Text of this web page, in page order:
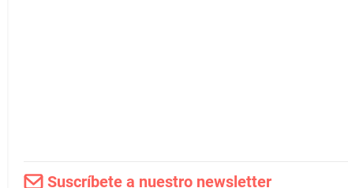
Suscríbete a nuestro newsletter